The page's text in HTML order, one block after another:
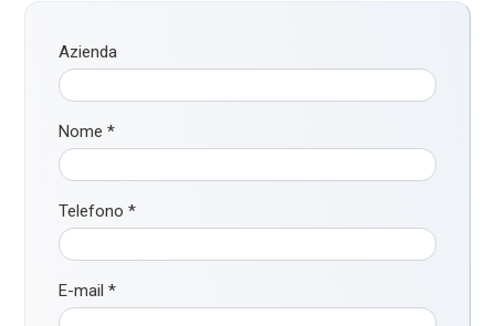
Azienda
Nome*
Telefono*
E-mail*